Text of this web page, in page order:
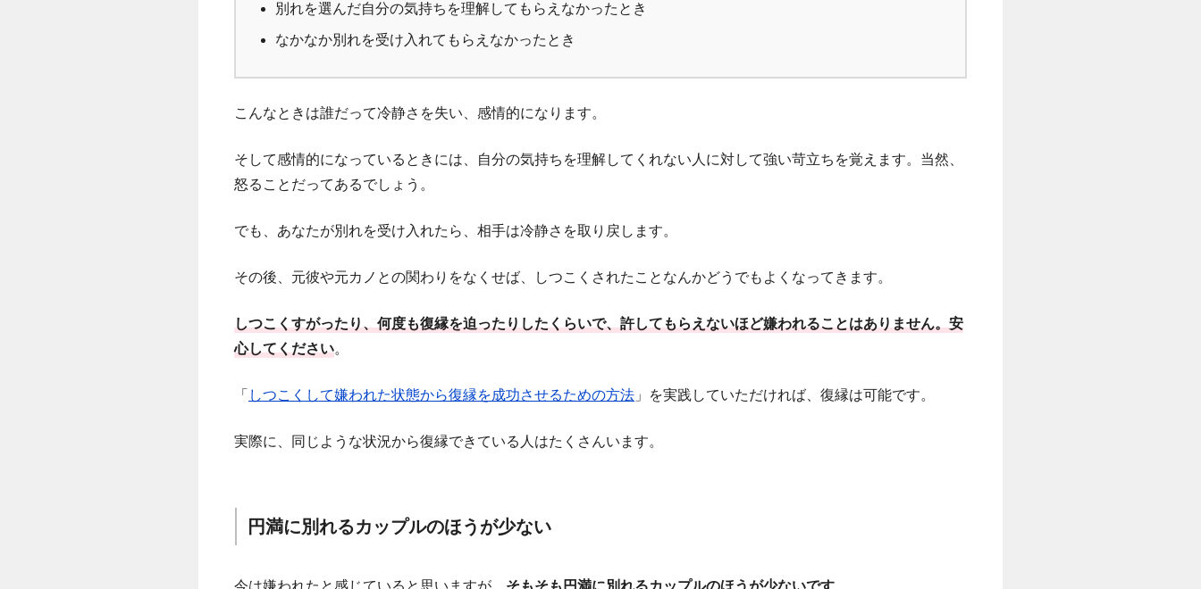
別れを選んだ自分の気持ちを理解してもらえなかったとき
なかなか別れを受け入れてもらえなかったとき
こんなときは誰だって冷静さを失い、感情的になります。
そして感情的になっているときには、自分の気持ちを理解してくれない人に対して強い苛立ちを覚えます。当然、
怒ることだってあるでしょう。
でも、あなたが別れを受け入れたら、相手は冷静さを取り戻します。
その後、元彼や元カノとの関わりをなくせば、しつこくされたことなんかどうでもよくなってきます。
しつこくすがったり、何度も復縁を迫ったりしたくらいで、許してもらえないほど嫌われることはありません。安
心してください。
「 しつこくして嫌われた状態から復縁を成功させるための方法 」を実践していただければ、復縁は可能です。
実際に、同じような状況から復縁できている人はたくさんいます。
円満に別れるカップルのほうが少ない
今は嫌われたと感じていると思いますが、 そもそも円満に別れるカップルのほうが少ないです